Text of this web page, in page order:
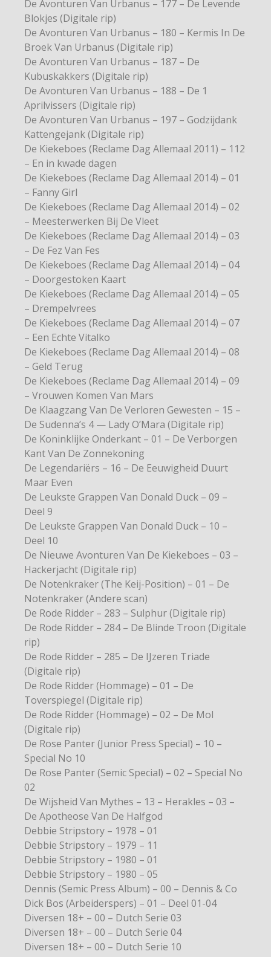
De Avonturen Van Urbanus – 177 – De Levende
Blokjes (Digitale rip)
De Avonturen Van Urbanus – 180 – Kermis In De
Broek Van Urbanus (Digitale rip)
De Avonturen Van Urbanus – 187 – De
Kubuskakkers (Digitale rip)
De Avonturen Van Urbanus – 188 – De 1
Aprilvissers (Digitale rip)
De Avonturen Van Urbanus – 197 – Godzijdank
Kattengejank (Digitale rip)
De Kiekeboes (Reclame Dag Allemaal 2011) – 112
– En in kwade dagen
De Kiekeboes (Reclame Dag Allemaal 2014) – 01
– Fanny Girl
De Kiekeboes (Reclame Dag Allemaal 2014) – 02
– Meesterwerken Bij De Vleet
De Kiekeboes (Reclame Dag Allemaal 2014) – 03
– De Fez Van Fes
De Kiekeboes (Reclame Dag Allemaal 2014) – 04
– Doorgestoken Kaart
De Kiekeboes (Reclame Dag Allemaal 2014) – 05
– Drempelvrees
De Kiekeboes (Reclame Dag Allemaal 2014) – 07
– Een Echte Vitalko
De Kiekeboes (Reclame Dag Allemaal 2014) – 08
– Geld Terug
De Kiekeboes (Reclame Dag Allemaal 2014) – 09
– Vrouwen Komen Van Mars
De Klaagzang Van De Verloren Gewesten – 15 –
De Sudenna’s 4 — Lady O’Mara (Digitale rip)
De Koninklijke Onderkant – 01 – De Verborgen
Kant Van De Zonnekoning
De Legendariërs – 16 – De Eeuwigheid Duurt
Maar Even
De Leukste Grappen Van Donald Duck – 09 –
Deel 9
De Leukste Grappen Van Donald Duck – 10 –
Deel 10
De Nieuwe Avonturen Van De Kiekeboes – 03 –
Hackerjacht (Digitale rip)
De Notenkraker (The Keij-Position) – 01 – De
Notenkraker (Andere scan)
De Rode Ridder – 283 – Sulphur (Digitale rip)
De Rode Ridder – 284 – De Blinde Troon (Digitale
rip)
De Rode Ridder – 285 – De IJzeren Triade
(Digitale rip)
De Rode Ridder (Hommage) – 01 – De
Toverspiegel (Digitale rip)
De Rode Ridder (Hommage) – 02 – De Mol
(Digitale rip)
De Rose Panter (Junior Press Special) – 10 –
Special No 10
De Rose Panter (Semic Special) – 02 – Special No
02
De Wijsheid Van Mythes – 13 – Herakles – 03 –
De Apotheose Van De Halfgod
Debbie Stripstory – 1978 – 01
Debbie Stripstory – 1979 – 11
Debbie Stripstory – 1980 – 01
Debbie Stripstory – 1980 – 05
Dennis (Semic Press Album) – 00 – Dennis & Co
Dick Bos (Arbeiderspers) – 01 – Deel 01-04
Diversen 18+ – 00 – Dutch Serie 03
Diversen 18+ – 00 – Dutch Serie 04
Diversen 18+ – 00 – Dutch Serie 10